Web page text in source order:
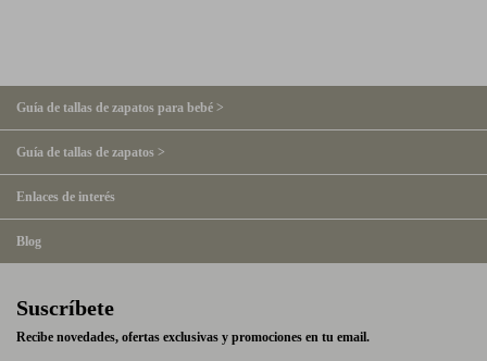
Guía de tallas de zapatos para bebé >
Guía de tallas de zapatos >
Enlaces de interés
Blog
Suscríbete
Recibe novedades, ofertas exclusivas y promociones en tu email.